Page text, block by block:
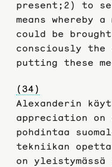
present;2) to
means whereby
could be
consciously
putting these
(34)
Alexanderin
appreciation
pohdintaa
tekniikan
on